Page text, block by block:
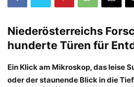
Niederösterreichs
hunderte Türen für
Ein Klick am Mikroskop, das leise
oder der staunende Blick in die